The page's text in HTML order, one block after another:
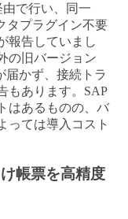
で行い、同一
タプラグイン不要
報告していまし
の旧バージョン
届かず、接続トラ
もあります。SAP
はあるものの、バ
っては導入コスト
帳票を高精度